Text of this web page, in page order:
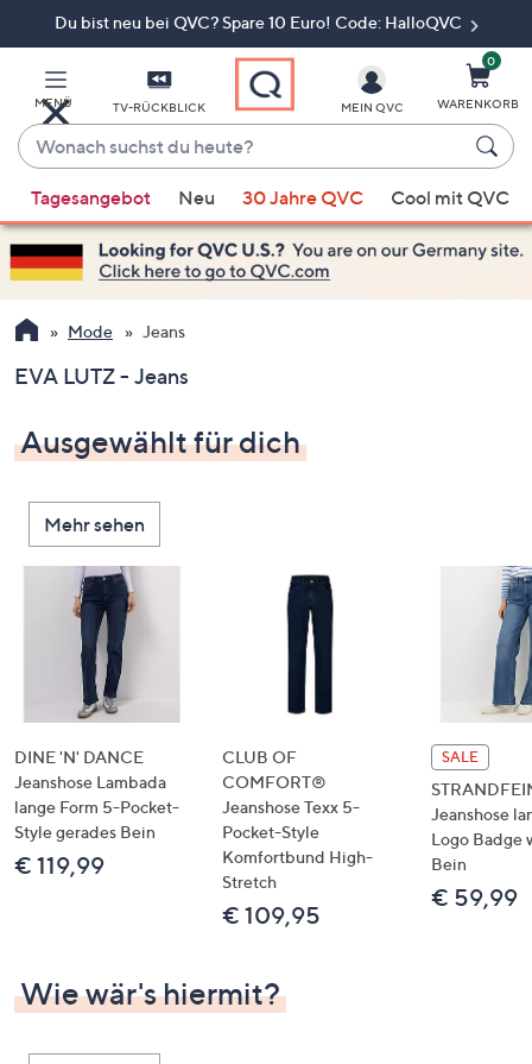
Du bist neu bei QVC? Spare 10 Euro! Code: HalloQVC
MENÜ TV-RÜCKBLICK
Wonach
suchst
du
heute?
Vorschläge
verfügbar
sind,
verwenden
Sie
Pfeiltasten
oben
und
nach
unten
oder
wischen
Geräten
nach
links
bzw.
rechts,
um
diese
MEIN QVC
0
WARENKORB
Tagesangebot Neu 30 Jahre QVC Cool mit QVC
Mode Jeans
EVA LUTZ - Jeans
Ausgewählt für dich
Mehr sehen
DINE 'N' DANCE
Jeanshose Lambada
lange Form 5-Pocket-
Style gerades Bein
€ 119,99
CLUB OF
COMFORT®
Jeanshose Texx 5-
Pocket-Style
Komfortbund High-
Stretch
€ 109,95
SALE
Jeanshose
Logo Badge
Bein
€ 59,99
Wie wär's hiermit?